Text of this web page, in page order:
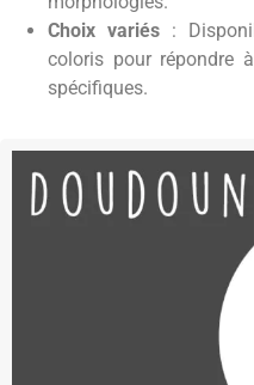
Choix variés :
coloris pour répondre
spécifiques.